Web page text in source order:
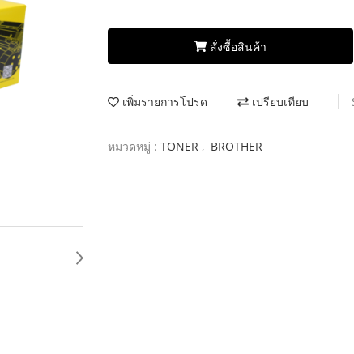
สั่งซื้อสินค้า
เพิ่มรายการโปรด เปรียบเทียบ
หมวดหมู่ : TONER , BROTHER